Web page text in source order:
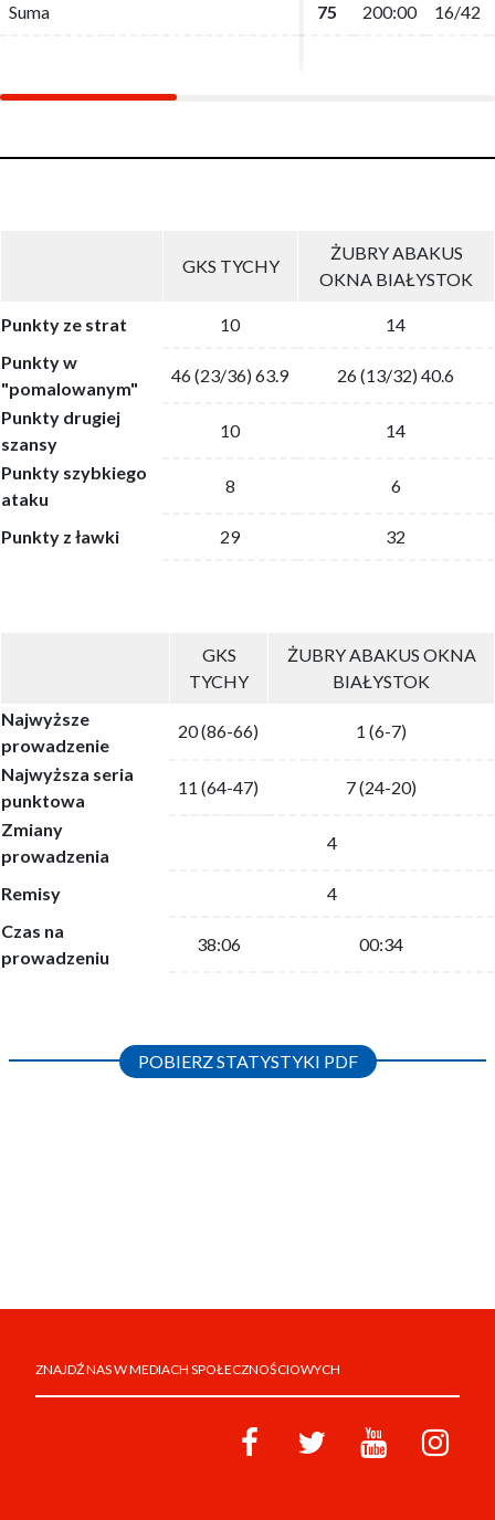
Suma 75 200:00 16/42
Suma 75 200:00 16/42
GKS TYCHY
ŻUBRY ABAKUS
OKNA BIAŁYSTOK
Punkty ze strat 10
14
Punkty w
"pomalowanym"
46 (23/36) 63.9
26 (13/32) 40.6
Punkty drugiej
szansy
10
14
Punkty szybkiego
ataku
8 6
Punkty z ławki 29 32
GKS
TYCHY
ŻUBRY ABAKUS OKNA
BIAŁYSTOK
Najwyższe
prowadzenie
20 (86-66) 1 (6-7)
Najwyższa seria
punktowa
11 (64-47)
7 (24-20)
Zmiany
prowadzenia
4
Remisy
4
Czas na
prowadzeniu
38:06 00:34
POBIERZ STATYSTYKI PDF
ZNAJDŹ NAS W MEDIACH SPOŁECZNOŚCIOWYCH